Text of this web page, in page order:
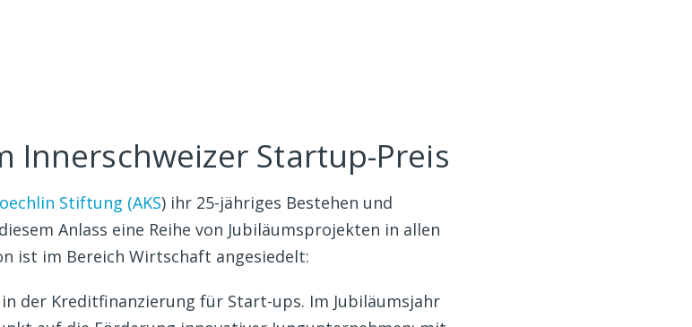
Innerschweizer Startup-Preis
Stiftung (AKS) ihr 25-jähriges Bestehen und
Anlass eine Reihe von Jubiläumsprojekten in allen
ist im Bereich Wirtschaft angesiedelt:
der Kreditfinanzierung für Start-ups. Im Jubiläumsjahr